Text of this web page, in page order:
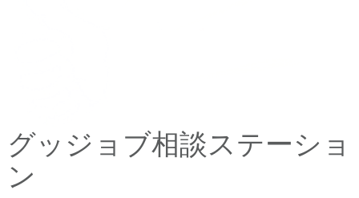
グッジョブ相談ステーショ
ン